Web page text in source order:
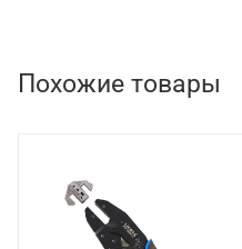
имеется клапан
инструмент
пластиковом
Похожие товары